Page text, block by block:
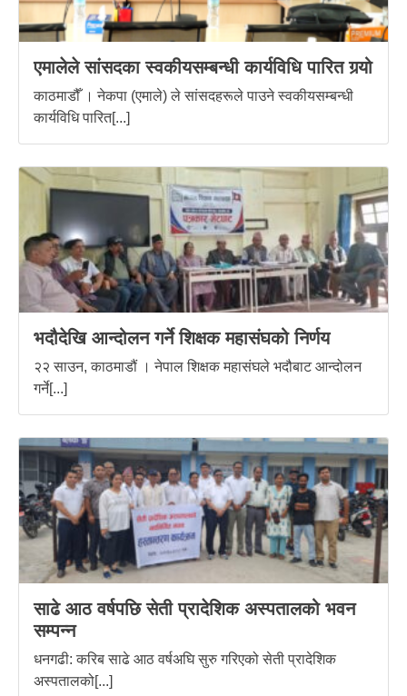
एमालेले सांसदका स्वकीयसम्बन्धी कार्यविधि पारित गर्‍यो
काठमाडौँ । नेकपा (एमाले) ले सांसदहरूले पाउने स्वकीयसम्बन्धी
कार्यविधि पारित[...]
भदौदेखि आन्दोलन गर्ने शिक्षक महासंघको निर्णय
२२ साउन, काठमाडौं । नेपाल शिक्षक महासंघले भदौबाट आन्दोलन
गर्ने[...]
साढे आठ वर्षपछि सेती प्रादेशिक अस्पतालको भवन
सम्पन्न
धनगढी: करिब साढे आठ वर्षअघि सुरु गरिएको सेती प्रादेशिक
अस्पतालको[...]